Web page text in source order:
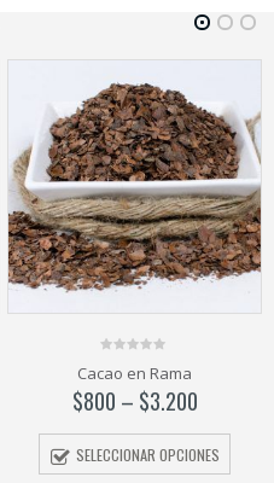
out
of
5
Crema Pastelera Delice
$ 2.700
LEER MÁS